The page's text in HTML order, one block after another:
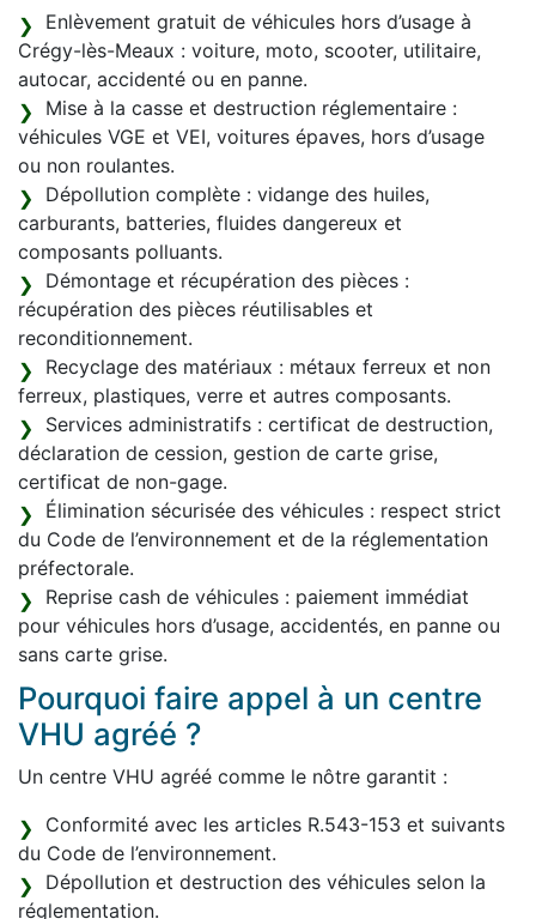
Enlèvement gratuit de véhicules hors d’usage à
Crégy-lès-Meaux : voiture, moto, scooter, utilitaire,
autocar, accidenté ou en panne.
Mise à la casse et destruction réglementaire :
véhicules VGE et VEI, voitures épaves, hors d’usage
ou non roulantes.
Dépollution complète : vidange des huiles,
carburants, batteries, fluides dangereux et
composants polluants.
Démontage et récupération des pièces :
récupération des pièces réutilisables et
reconditionnement.
Recyclage des matériaux : métaux ferreux et non
ferreux, plastiques, verre et autres composants.
Services administratifs : certificat de destruction,
déclaration de cession, gestion de carte grise,
certificat de non-gage.
Élimination sécurisée des véhicules : respect strict
du Code de l’environnement et de la réglementation
préfectorale.
Reprise cash de véhicules : paiement immédiat
pour véhicules hors d’usage, accidentés, en panne ou
sans carte grise.
Pourquoi faire appel à un centre
VHU agréé ?
Un centre VHU agréé comme le nôtre garantit :
Conformité avec les articles R.543-153 et suivants
du Code de l’environnement.
Dépollution et destruction des véhicules selon la
réglementation.